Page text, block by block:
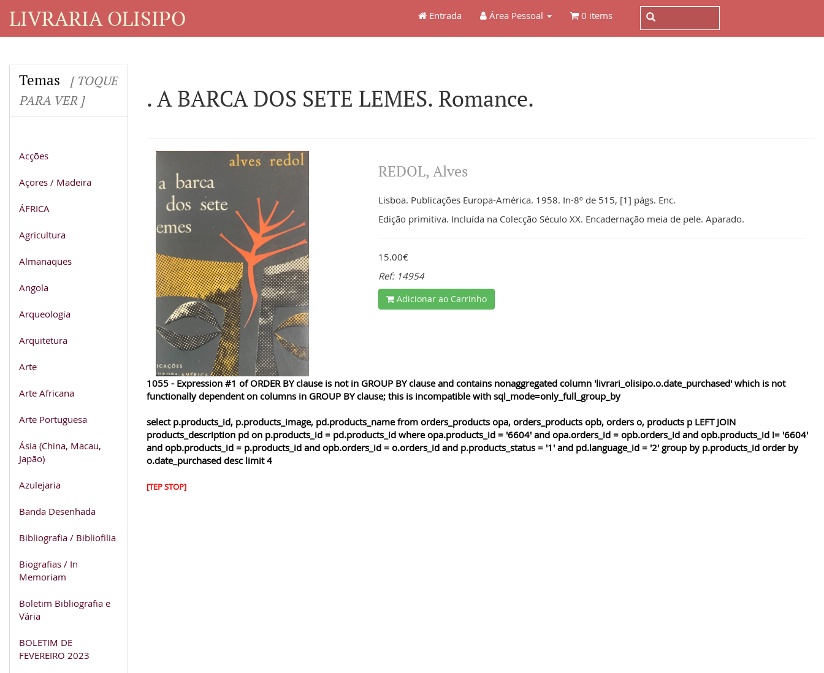
LIVRARIA OLISIPO Entrada Área Pessoal 0 items
Temas
[ TOQUE
PARA VER ]
Acções
Açores / Madeira
ÁFRICA
Agricultura
Almanaques
Angola
Arqueologia
Arquitetura
Arte
Arte Africana
Arte Portuguesa
Ásia (China, Macau,
Japão)
Azulejaria
Banda Desenhada
Bibliografia / Bibliofilia
Biografias / In
Memoriam
Boletim Bibliografia e
Vária
BOLETIM DE
FEVEREIRO 2023
. A BARCA DOS SETE LEMES. Romance.
REDOL, Alves
Lisboa. Publicações Europa-América. 1958. In-8º de 515, [1] págs. Enc.
Edição primitiva. Incluída na Colecção Século XX. Encadernação meia de pele. Aparado.
15.00€
Ref: 14954
Adicionar ao Carrinho
1055 - Expression #1 of ORDER BY clause is not in GROUP BY clause and contains nonaggregated column 'livrari_olisipo.o.date_purchased' which is not
functionally dependent on columns in GROUP BY clause; this is incompatible with sql_mode=only_full_group_by
select p.products_id, p.products_image, pd.products_name from orders_products opa, orders_products opb, orders o, products p LEFT JOIN
products_description pd on p.products_id = pd.products_id where opa.products_id = '6604' and opa.orders_id = opb.orders_id and opb.products_id != '6604'
and opb.products_id = p.products_id and opb.orders_id = o.orders_id and p.products_status = '1' and pd.language_id = '2' group by p.products_id order by
o.date_purchased desc limit 4
[TEP STOP]